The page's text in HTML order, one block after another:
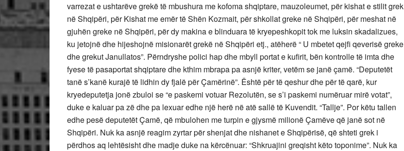
varrezat e ushtarëve grekë të mbushura me kofoma shqiptare, mauzoleumet, për kishat e stilit grek
në Shqipëri, për Kishat me emër të Shën Kozmait, për shkollat greke në Shqipëri, për meshat në
gjuhën greke në Shqipëri, për dy makina e blinduara të kryepeshkopit tok me luksin skadalizues,
ku jetojnë dhe hijeshojnë misionarët grekë në Shqipëri etj., atëherë “ U mbetet qejfi qeverisë greke
dhe grekut Janullatos”. Përndryshe polici hap dhe mbyll portat e kufirit, bën kontrolle të imta dhe
fyese të pasaportat shqiptare dhe kthim mbrapa pa asnjë kriter, vetëm se janë çamë. “Deputetët
tanë s’kanë kurajë të lidhin dy fjalë për Çamërinë”. Është për të qeshur dhe për të qarë, kur
kryedeputetja jonë zbuloi se “e paskemi votuar Rezolutën, se s’i paskemi numëruar mirë votat”,
duke e kaluar pa zë dhe pa lexuar edhe një herë në atë sallë të Kuvendit. “Tallje”. Por këtu tallen
edhe pesë deputetët Çamë, që mbulohen me turpin e gjysmë milionë Çamëve që janë sot në
Shqipëri. Nuk ka asnjë reagim zyrtar për shenjat dhe nishanet e Shqipërisë, që shteti grek i
përdhos aq lehtësisht dhe madje duke na kërcënuar: “Shkruajini greqisht këto toponime”. Nuk ka